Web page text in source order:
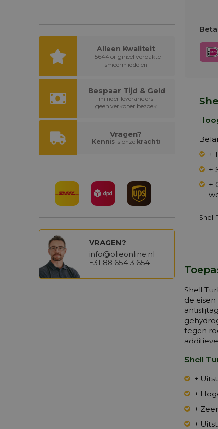
Alleen Kwaliteit
+5644 origineel verpakte
smeermiddelen
Bespaar Tijd & Geld
minder leveranciers
geen verkoper bezoek
Vragen?
Kennisis onze kracht!
VRAGEN?
info@olieonline.nl
+31 88 654 3 654
+
+
+
Shell
Shell
de
tegen
Shell
+
+
+
+